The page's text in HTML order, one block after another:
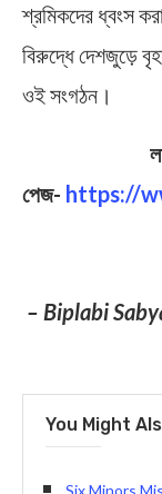
শ্রমিকদের ধ্বংস
বিরুদ্ধে দেশজুড়ে
ওই সংগঠন।
পেজ- https://
– Biplabi
You Might